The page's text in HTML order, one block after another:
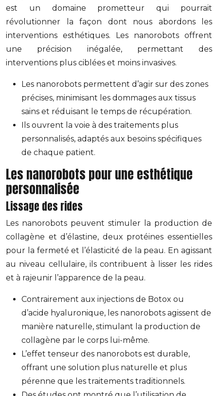
est un domaine prometteur qui pourrait
révolutionner la façon dont nous abordons les
interventions esthétiques. Les nanorobots offrent
une précision inégalée, permettant des
interventions plus ciblées et moins invasives.
Les nanorobots permettent d’agir sur des zones
précises, minimisant les dommages aux tissus
sains et réduisant le temps de récupération.
Ils ouvrent la voie à des traitements plus
personnalisés, adaptés aux besoins spécifiques
de chaque patient.
Les nanorobots pour une esthétique
personnalisée
Lissage des rides
Les nanorobots peuvent stimuler la production de
collagène et d’élastine, deux protéines essentielles
pour la fermeté et l’élasticité de la peau. En agissant
au niveau cellulaire, ils contribuent à lisser les rides
et à rajeunir l’apparence de la peau.
Contrairement aux injections de Botox ou
d’acide hyaluronique, les nanorobots agissent de
manière naturelle, stimulant la production de
collagène par le corps lui-même.
L’effet tenseur des nanorobots est durable,
offrant une solution plus naturelle et plus
pérenne que les traitements traditionnels.